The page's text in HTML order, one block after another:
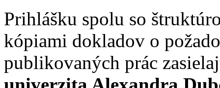
Prihlášku spolu so
kópiami dokladov o
publikovaných prác